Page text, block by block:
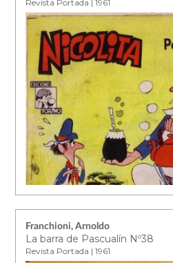
Revista Portada | 1961
Franchioni, Arnoldo
La barra de Pascualín Nº38
Revista Portada | 1961